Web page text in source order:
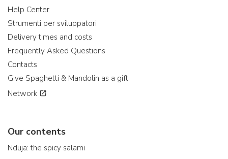
Help Center
Strumenti per sviluppatori
Delivery times and costs
Frequently Asked Questions
Contacts
Give Spaghetti & Mandolin as a gift
Network
Our contents
Nduja: the spicy salami